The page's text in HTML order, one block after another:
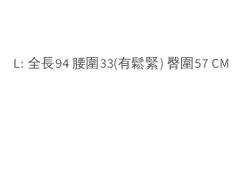
L: 全長94 腰圍33(有鬆緊) 臀圍57 CM